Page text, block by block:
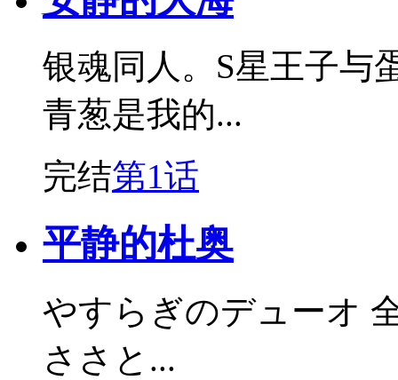
银魂同人。S星王子与
青葱是我的...
完结第1话
平静的杜奥
やすらぎのデューオ
ささと...